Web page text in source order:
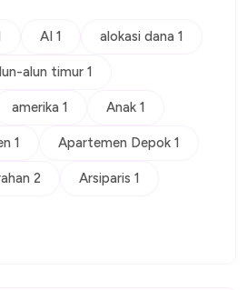
AI 1 alokasi dana 1
alun timur 1
amerika 1 Anak 1
1 Apartemen Depok 1
2 Arsiparis 1